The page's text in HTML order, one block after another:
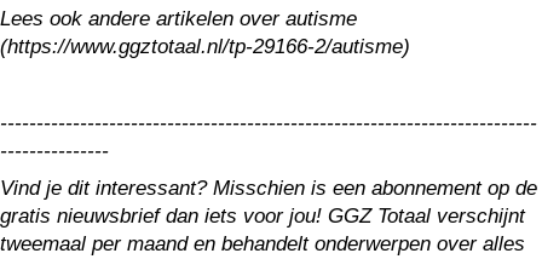
Lees ook andere artikelen over autisme
(https://www.ggztotaal.nl/tp-29166-2/autisme)
--------------------------------------------------------------------------
---------------
Vind je dit interessant? Misschien is een abonnement op de
gratis nieuwsbrief dan iets voor jou! GGZ Totaal verschijnt
tweemaal per maand en behandelt onderwerpen over alles